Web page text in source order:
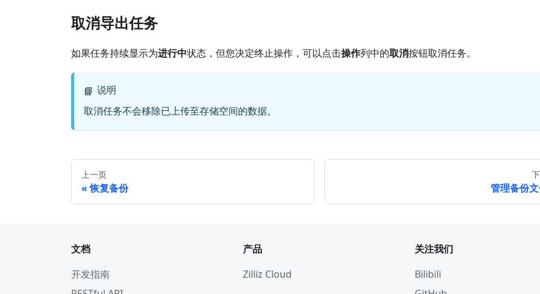
取消导出任务
如果任务持续显示为进行中状态，但您决定终止操作，可以点击操作列中的取消按钮取消任务。
📘 说明
取消任务不会移除已上传至存储空间的数据。
上一页
恢复备份 管理备份
文档
开发指南
产品
Zilliz Cloud
关注我们
Bilibili